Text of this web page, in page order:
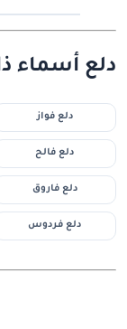
دلع أسماء
دلع فواز
دلع فالح
دلع فاروق
دلع فردوس